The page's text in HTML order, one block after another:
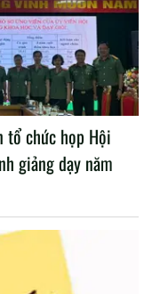
tổ chức họp Hội
giảng dạy năm